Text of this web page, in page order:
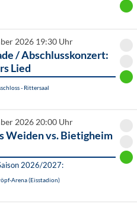
2026 19:30 Uhr
/ Abschlusskonzert:
Lied
- Rittersaal
2026 20:00 Uhr
Weiden vs. Bietigheim
2026/2027:
Arena (Eisstadion)